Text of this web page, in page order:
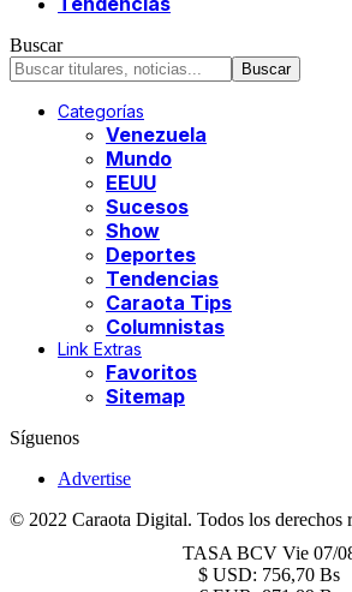
Buscar
Categorías
Venezuela
Mundo
EEUU
Sucesos
Show
Deportes
Tendencias
Caraota Tips
Columnistas
Link Extras
Favoritos
Sitemap
Síguenos
Advertise
© 2022 Caraota Digital. Todos los derechos
TASA BCV Vie 07/
$ USD: 756,70 Bs